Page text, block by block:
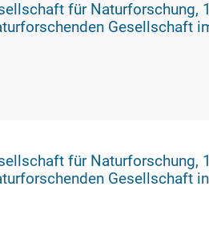
1792 - Vortragsveranstaltungen der
Gesellschaft
1793 - Vortragsveranstaltungen der
Gesellschaft